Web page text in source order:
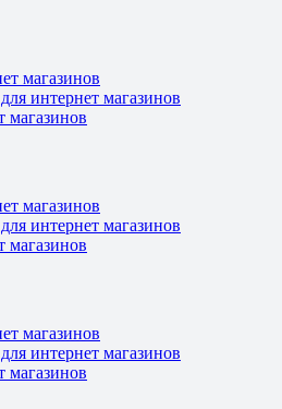
магазинов
интернет магазинов
магазинов
магазинов
интернет магазинов
магазинов
магазинов
интернет магазинов
магазинов